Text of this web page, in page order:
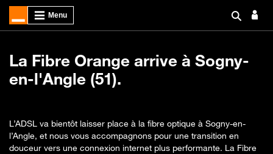
La Fibre Orange arrive à Sogny-
en-l'Angle (51).
L’ADSL va bientôt laisser place à la fibre optique à Sogny-en-
l’Angle, et nous vous accompagnons pour une transition en
douceur vers une connexion internet plus performante. La Fibre